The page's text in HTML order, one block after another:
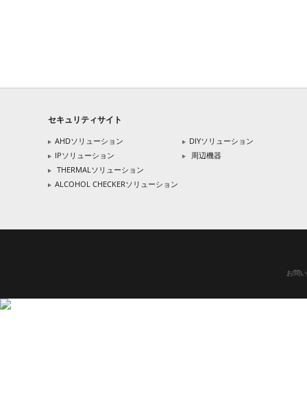
セキュリティサイト
AHDソリューション
IPソリューション
THERMALソリューション
ALCOHOL CHECKERソリューション
DIYソリューション
周辺機器
お問